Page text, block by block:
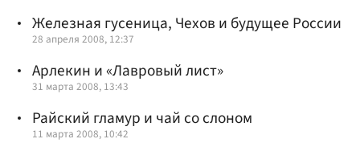
Железная гусеница, Чехов и будущее России
28 апреля 2008, 12:37
Арлекин и «Лавровый лист»
31 марта 2008, 13:43
Райский гламур и чай со слоном
11 марта 2008, 10:42